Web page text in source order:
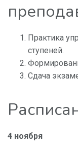
Практика
ступеней.
Сдача
4 ноября